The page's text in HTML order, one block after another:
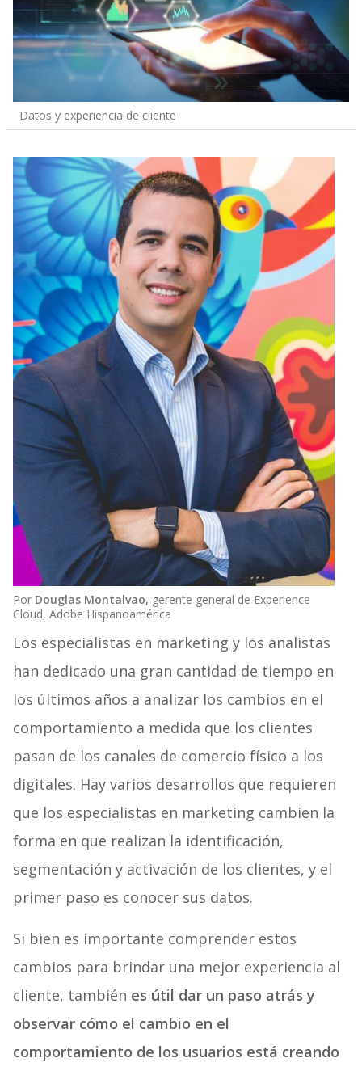
Datos y experiencia de cliente
Por Douglas Montalvao, gerente general de Experience
Cloud, Adobe Hispanoamérica
Los especialistas en marketing y los analistas
han dedicado una gran cantidad de tiempo en
los últimos años a analizar los cambios en el
comportamiento a medida que los clientes
pasan de los canales de comercio físico a los
digitales. Hay varios desarrollos que requieren
que los especialistas en marketing cambien la
forma en que realizan la identificación,
segmentación y activación de los clientes, y el
primer paso es conocer sus datos.
Si bien es importante comprender estos
cambios para brindar una mejor experiencia al
cliente, también es útil dar un paso atrás y
observar cómo el cambio en el
comportamiento de los usuarios está creando